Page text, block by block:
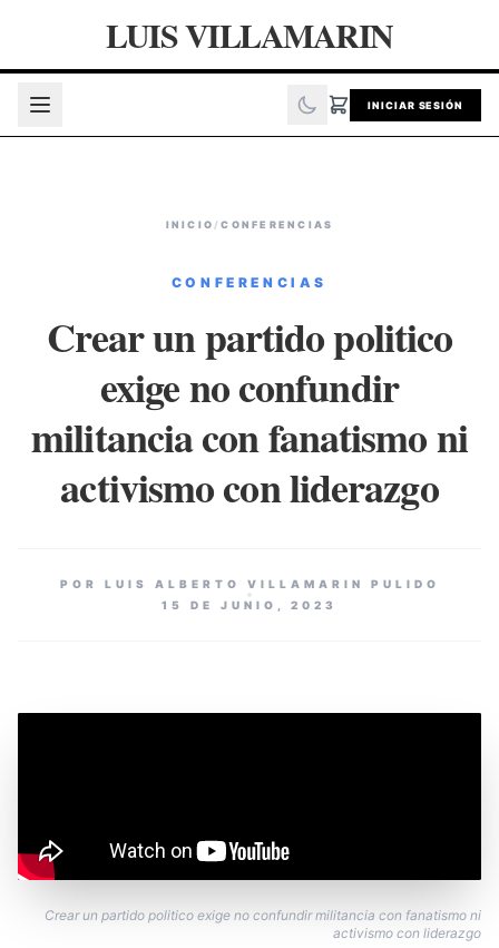
LUIS VILLAMARIN
INICIAR SESIÓN
INICIO /CONFERENCIAS
CONFERENCIAS
Crear un partido politico
exige no confundir
militancia con fanatismo ni
activismo con liderazgo
POR LUIS ALBERTO VILLAMARIN PULIDO
15 DE JUNIO, 2023
Crear un partido politico exige no confundir militancia con fanatismo ni
activismo con liderazgo